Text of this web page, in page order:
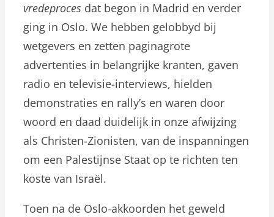
vredeproces dat begon in Madrid en verder
ging in Oslo. We hebben gelobbyd bij
wetgevers en zetten paginagrote
advertenties in belangrijke kranten, gaven
radio en televisie-interviews, hielden
demonstraties en rally’s en waren door
woord en daad duidelijk in onze afwijzing
als Christen-Zionisten, van de inspanningen
om een Palestijnse Staat op te richten ten
koste van Israël.
Toen na de Oslo-akkoorden het geweld